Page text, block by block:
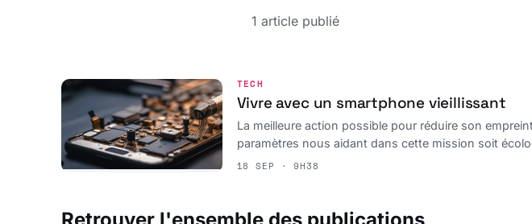
1 article publié
TECH
Vivre avec un smartphone vieillissant
La meilleure action possible pour réduire son
paramètres nous aidant dans cette mission soit
18 SEP · 9H38
Retrouver l'ensemble des publications